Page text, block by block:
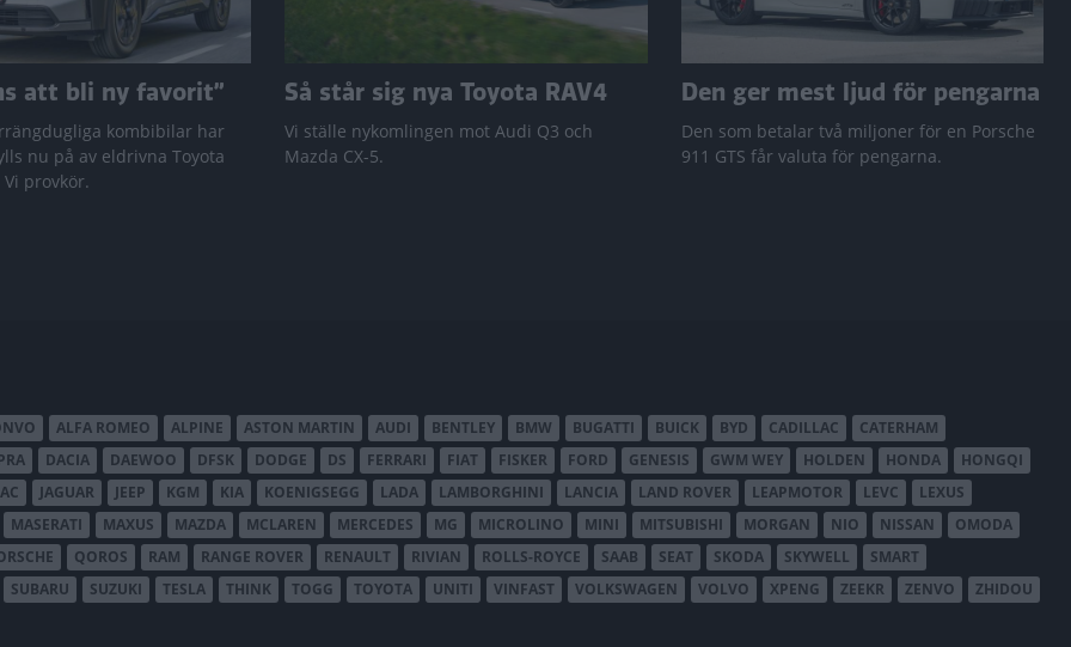
att bli ny favorit”
kombibilar har
nu på av eldrivna Toyota
provkör.
Så står sig nya Toyota RAV4
Vi ställe nykomlingen mot Audi Q3 och
Mazda CX-5.
Den ger mest ljud för pengarna
Den som betalar två miljoner för en Porsche
911 GTS får valuta för pengarna.
ALFA ROMEO ALPINE ASTON MARTIN AUDI BENTLEY BMW BUGATTI BUICK BYD CADILLAC
CATERHAM
DACIA DAEWOO DFSK DODGE DS FERRARI FIAT FISKER FORD GENESIS GWM WEY HOLDEN HONDA
HONGQI
JAGUAR JEEP KGM KIA KOENIGSEGG LADA LAMBORGHINI LANCIA LAND ROVER LEAPMOTOR LEVC
LEXUS
MASERATI MAXUS MAZDA MCLAREN MERCEDES MG MICROLINO MINI MITSUBISHI MORGAN NIO NISSAN
OMODA
QOROS RAM RANGE ROVER RENAULT RIVIAN ROLLS-ROYCE SAAB SEAT SKODA SKYWELL
SMART
SUBARU SUZUKI TESLA THINK TOGG TOYOTA UNITI VINFAST VOLKSWAGEN VOLVO XPENG ZEEKR ZENVO ZHIDOU